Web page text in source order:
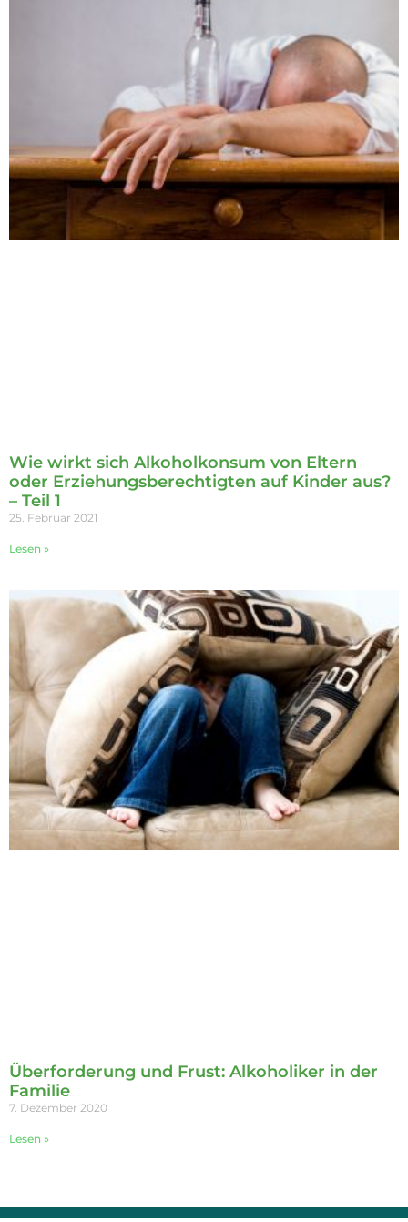
Wie wirkt sich Alkoholkonsum von Eltern
oder Erziehungsberechtigten auf Kinder aus?
– Teil 1
25. Februar 2021
Lesen »
Überforderung und Frust: Alkoholiker in der
Familie
7. Dezember 2020
Lesen »